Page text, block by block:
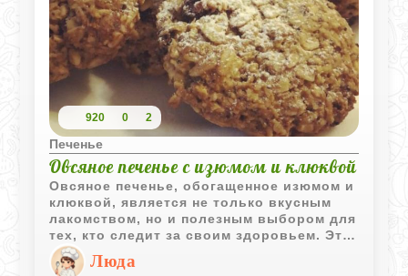
920 0 2
Печенье
Овсяное печенье с изюмом и клюквой
Овсяное печенье, обогащенное изюмом и
клюквой, является не только вкусным
лакомством, но и полезным выбором для
тех, кто следит за своим здоровьем. Эти
печенья могут стать отличным
дополнением к утреннему чаю или кофе,
Люда